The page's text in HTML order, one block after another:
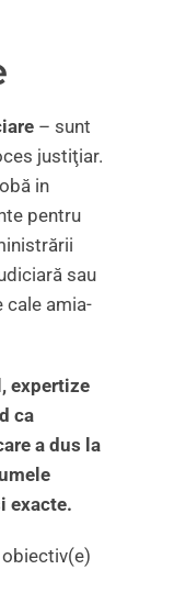
– sunt
justiţiar.
in
pentru
sau
cale amia­
expertize
ca
a dus la
exacte.